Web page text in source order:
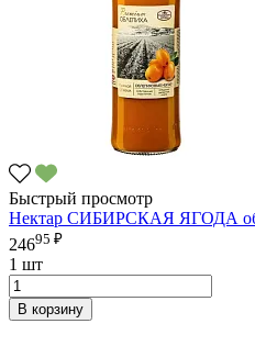
Быстрый просмотр
Нектар СИБИРСКАЯ ЯГОДА
24695 ₽
1 шт
В корзину